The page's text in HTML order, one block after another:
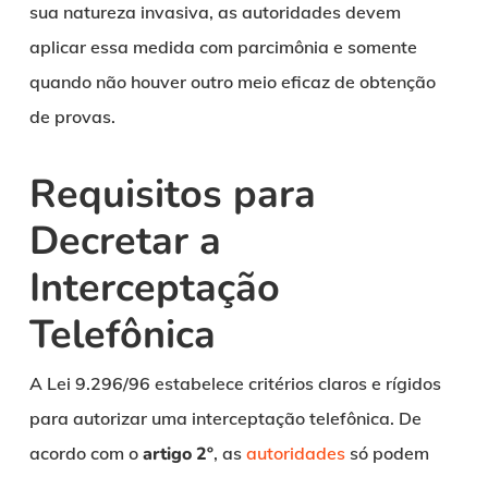
sua natureza invasiva, as autoridades devem
aplicar essa medida com parcimônia e somente
quando não houver outro meio eficaz de obtenção
de provas.
Requisitos para
Decretar a
Interceptação
Telefônica
A Lei 9.296/96 estabelece critérios claros e rígidos
para autorizar uma interceptação telefônica. De
acordo com o artigo 2º, as autoridadessó podem